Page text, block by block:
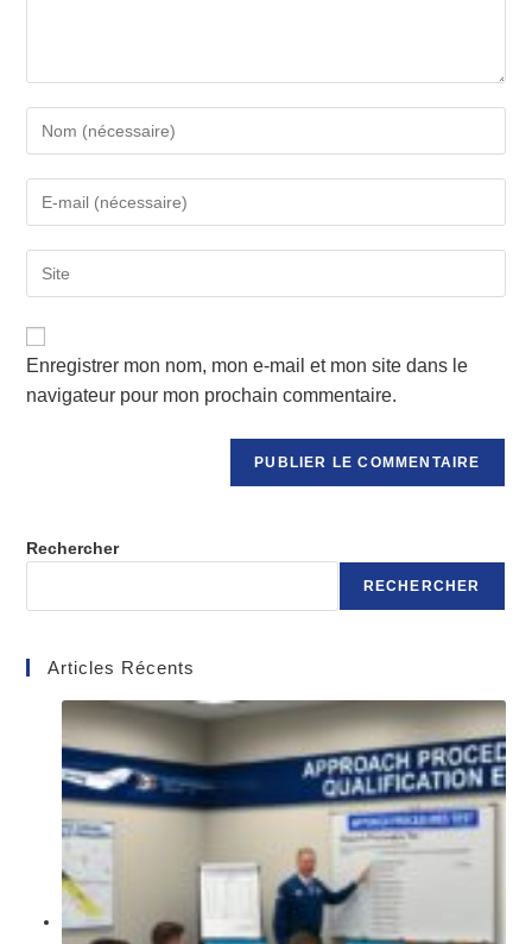
username
to
comment
address
to
votre
site
(facultatif)
Enregistrer mon nom, mon e-mail et mon site dans le
navigateur pour mon prochain commentaire.
Rechercher
RECHERCHER
Articles Récents